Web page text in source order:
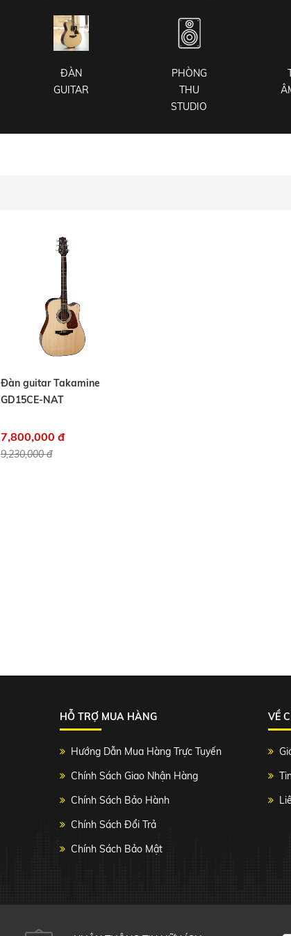
ĐÀN
GUITAR
PHÒNG
THU
STUDIO
Đàn guitar Takamine
GD15CE-NAT
7,800,000 đ
9,230,000 đ
HỖ TRỢ MUA HÀNG
Hướng Dẫn Mua Hàng Trực Tuyến
Chính Sách Giao Nhận Hàng
Chính Sách Bảo Hành
Chính Sách Đổi Trả
Chính Sách Bảo Mật
VỀ